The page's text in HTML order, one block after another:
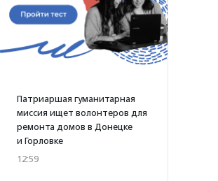
Патриаршая гуманитарная
миссия ищет волонтеров для
ремонта домов в Донецке
и Горловке
12:59